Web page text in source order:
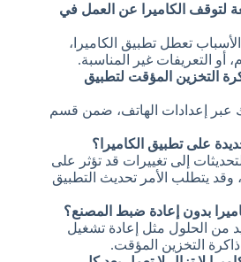
لتوقف الكاميرا عن العمل في
تعطل تطبيق الكاميرا،
أو التعريفات غير المناسبة.
التخزين المؤقت لتطبيق
عبر إعدادات الهاتف، ضمن قسم
على تطبيق الكاميرا؟
إلى تغييرات قد تؤثر على
وقد يتطلب الأمر تحديث التطبيق
بدون إعادة ضبط المصنع؟
من الحلول مثل إعادة تشغيل
التخزين المؤقت.